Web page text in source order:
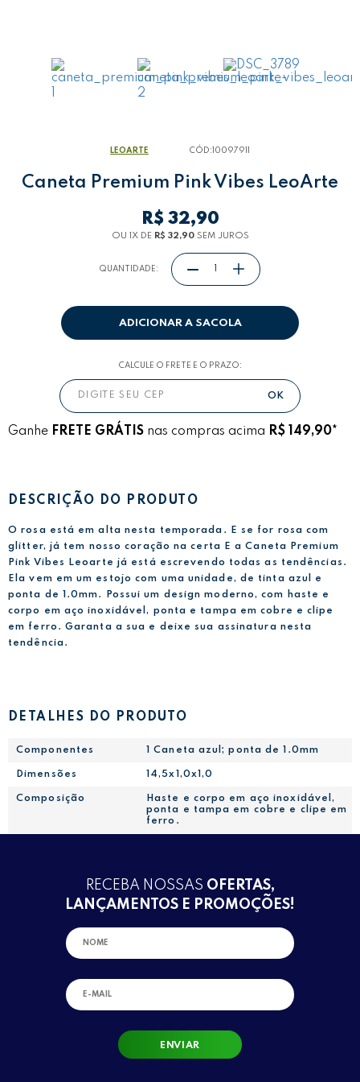
LEOARTE CÓD: 10097911
Caneta Premium Pink Vibes LeoArte
R$ 32,90
OU 1XDE R$ 32,90SEM JUROS
QUANTIDADE:
ADICIONAR A SACOLA
CALCULE O FRETE E O PRAZO:
Ganhe FRETE GRÁTIS nas compras acima R$ 149,90*
DESCRIÇÃO DO PRODUTO
O rosa está em alta nesta temporada. E se for rosa com
glitter, já tem nosso coração na certa E a Caneta Premium
Pink Vibes Leoarte já está escrevendo todas as tendências.
Ela vem em um estojo com uma unidade, de tinta azul e
ponta de 1.0mm. Possui um design moderno, com haste e
corpo em aço inoxidável, ponta e tampa em cobre e clipe
em ferro. Garanta a sua e deixe sua assinatura nesta
tendência.
DETALHES DO PRODUTO
Componentes 1 Caneta azul; ponta de 1.0mm
Dimensões 14,5x1,0x1,0
Composição
Haste e corpo em aço inoxidável,
ponta e tampa em cobre e clipe em
ferro.
RECEBA NOSSAS OFERTAS,
LANÇAMENTOS E PROMOÇÕES!
ENVIAR